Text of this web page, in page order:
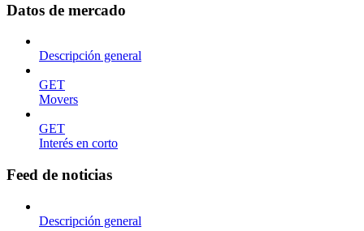
Datos de mercado
Descripción general
GET
Movers
GET
Interés en corto
Feed de noticias
Descripción general